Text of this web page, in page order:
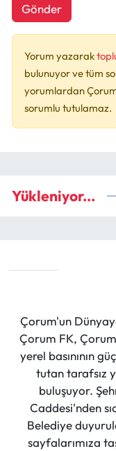
Gönder
Yorum yazarak
bulunuyor ve tüm
yorumlardan
sorumlu tutulamaz.
Yükleniyor...
Çorum'un
Çorum FK,
yerel basınının
tutan tarafsız
buluşuyor.
Caddesi'nden
Belediye
sayfalarımıza